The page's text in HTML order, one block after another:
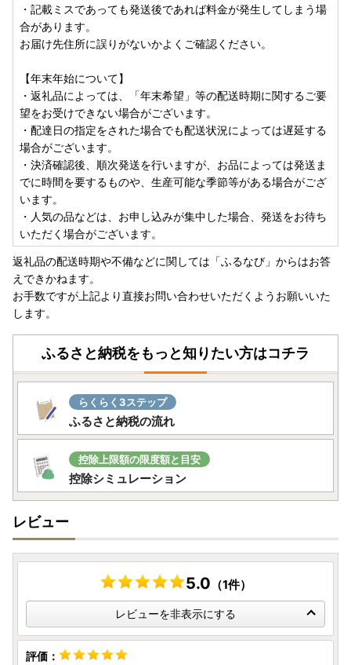
・記載ミスであっても発送後であれば料金が発生してしまう場
合があります。
お届け先住所に誤りがないかよくご確認ください。
【年末年始について】
・返礼品によっては、「年末希望」等の配送時期に関するご要
望をお受けできない場合がございます。
・配達日の指定をされた場合でも配送状況によっては遅延する
場合がございます。
・決済確認後、順次発送を行いますが、お品によっては発送ま
でに時間を要するものや、生産可能な季節等がある場合がござ
います。
・人気の品などは、お申し込みが集中した場合、発送をお待ち
いただく場合がございます。
返礼品の配送時期や不備などに関しては「ふるなび」からはお答
えできかねます。
お手数ですが上記より直接お問い合わせいただくようお願いいた
します。
ふるさと納税をもっと知りたい方はコチラ
らくらく3ステップ
ふるさと納税の流れ
控除上限額の限度額と目安
控除シミュレーション
レビュー
5.0 （1件）
レビューを非表示にする